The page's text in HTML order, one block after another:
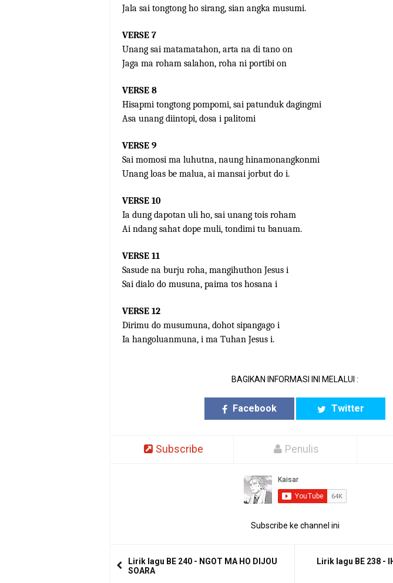
Jala sai tongtong ho sirang, sian angka musumi.
VERSE 7
Unang sai matamatahon, arta na di tano on
Jaga ma roham salahon, roha ni portibi on
VERSE 8
Hisapmi tongtong pompomi, sai patunduk dagingmi
Asa unang diintopi, dosa i palitomi
VERSE 9
Sai momosi ma luhutna, naung hinamonangkonmi
Unang loas be malua, ai mansai jorbut do i.
VERSE 10
Ia dung dapotan uli ho, sai unang tois roham
Ai ndang sahat dope muli, tondimi tu banuam.
VERSE 11
Sasude na burju roha, mangihuthon Jesus i
Sai dialo do musuna, paima tos hosana i
VERSE 12
Dirimu do musumuna, dohot sipangago i
Ia hangoluanmuna, i ma Tuhan Jesus i.
BAGIKAN INFORMASI INI MELALUI :
Facebook Twitter
Subscribe Penulis
Subscribe ke channel ini
Lirik lagu BE 240 - NGOT MA HO DIJOU
SOARA
Lirik lagu BE 238 -